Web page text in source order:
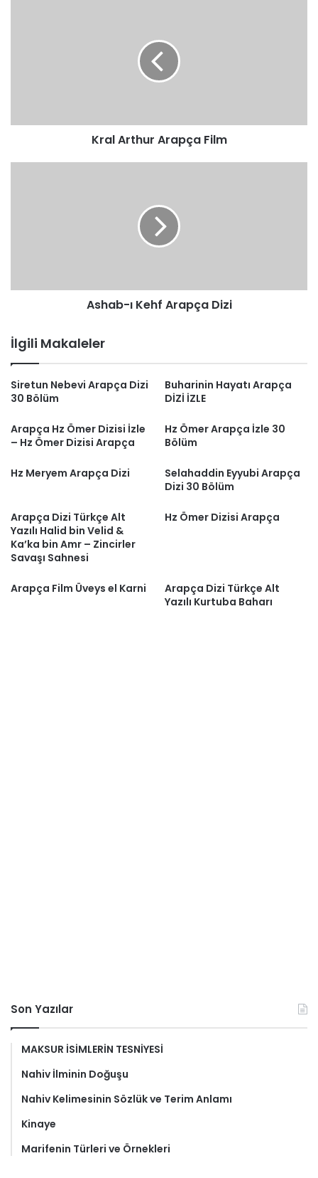
Kral Arthur Arapça Film
Ashab-ı Kehf Arapça Dizi
İlgili Makaleler
Siretun Nebevi Arapça Dizi
30 Bölüm
Buharinin Hayatı Arapça
DİZİ İZLE
Arapça Hz Ömer Dizisi İzle
– Hz Ömer Dizisi Arapça
Hz Ömer Arapça İzle 30
Bölüm
Hz Meryem Arapça Dizi
Selahaddin Eyyubi Arapça
Dizi 30 Bölüm
Arapça Dizi Türkçe Alt
Yazılı Halid bin Velid &
Ka’ka bin Amr – Zincirler
Savaşı Sahnesi
Hz Ömer Dizisi Arapça
Arapça Film Üveys el Karni
Arapça Dizi Türkçe Alt
Yazılı Kurtuba Baharı
Son Yazılar
MAKSUR İSİMLERİN TESNİYESİ
Nahiv İlminin Doğuşu
Nahiv Kelimesinin Sözlük ve Terim Anlamı
Kinaye
Marifenin Türleri ve Örnekleri